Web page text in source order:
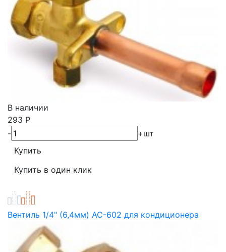
В наличии
293 Р
-
+шт
Вентиль 1/4" (6,4мм) AC-602 для кондиционера